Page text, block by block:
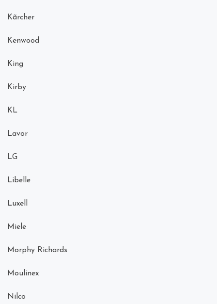
Kãrcher
Kenwood
King
Kirby
KL
Lavor
LG
Libelle
Luxell
Miele
Morphy Richards
Moulinex
Nilco